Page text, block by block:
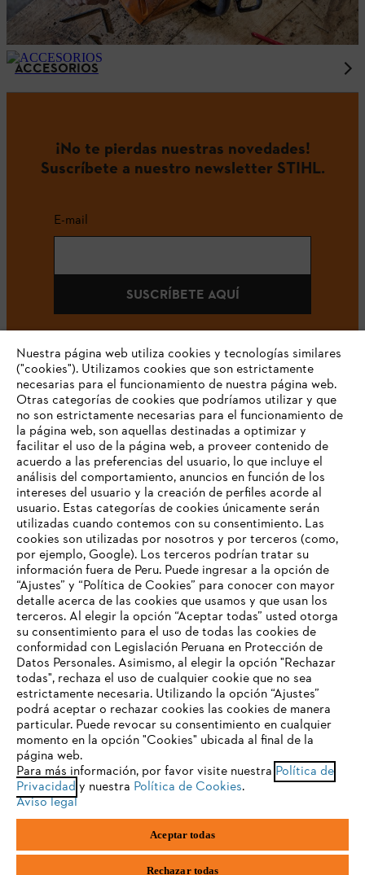
ACCESORIOS
¡No te pierdas nuestras novedades!
Suscríbete a nuestro newsletter STIHL.
E-mail
SUSCRÍBETE AQUÍ
#STIHL
La Empresa
Preguntas frecuentes (FAQs)
Contacto
Aviso de privacidad y protección de datos
Aviso legal Cookies Información legal
Libro de Reclamaciones
STIHL PERÚ S.A., Av Canaval y Moreyra 480, San Isidro, Lima-Peru
TU NAVEGADOR NO ES
COMPATIBLE
El navegador que estás utilizando no es compatible con
nuestra página web. Para que puedas disfrutar de nuestro
contenido, utiliza uno de los siguientes navegadores:
firefox chrome
safari edge
Nuestra página web utiliza cookies y tecnologías similares
("cookies"). Utilizamos cookies que son estrictamente
necesarias para el funcionamiento de nuestra página web.
Otras categorías de cookies que podríamos utilizar y que
no son estrictamente necesarias para el funcionamiento de
la página web, son aquellas destinadas a optimizar y
facilitar el uso de la página web, a proveer contenido de
acuerdo a las preferencias del usuario, lo que incluye el
análisis del comportamiento, anuncios en función de los
intereses del usuario y la creación de perfiles acorde al
usuario. Estas categorías de cookies únicamente serán
utilizadas cuando contemos con su consentimiento. Las
cookies son utilizadas por nosotros y por terceros (como,
por ejemplo, Google). Los terceros podrían tratar su
información fuera de Peru. Puede ingresar a la opción de
“Ajustes” y “Política de Cookies” para conocer con mayor
detalle acerca de las cookies que usamos y que usan los
terceros. Al elegir la opción “Aceptar todas” usted otorga
su consentimiento para el uso de todas las cookies de
conformidad con Legislación Peruana en Protección de
Datos Personales. Asimismo, al elegir la opción "Rechazar
todas", rechaza el uso de cualquier cookie que no sea
estrictamente necesaria. Utilizando la opción “Ajustes”
podrá aceptar o rechazar cookies las cookies de manera
particular. Puede revocar su consentimiento en cualquier
momento en la opción "Cookies" ubicada al final de la
página web.
Para más información, por favor visite nuestra Política de
Privacidad y nuestra Política de Cookies.
Aviso legal
Aceptar todas
Rechazar todas